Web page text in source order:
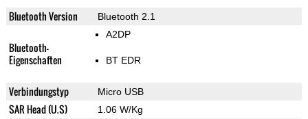
Bluetooth Version Bluetooth 2.1
Bluetooth-
Eigenschaften
A2DP
BT EDR
Verbindungstyp Micro USB
SAR Head (U.S) 1.06 W/Kg